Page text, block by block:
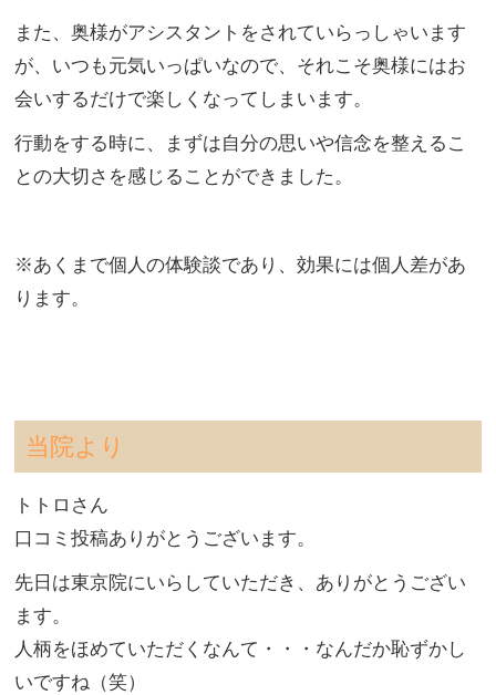
また、奥様がアシスタントをされていらっしゃいます
が、いつも元気いっぱいなので、それこそ奥様にはお
会いするだけで楽しくなってしまいます。
行動をする時に、まずは自分の思いや信念を整えるこ
との大切さを感じることができました。
※あくまで個人の体験談であり、効果には個人差があ
ります。
当院より
トトロさん
口コミ投稿ありがとうございます。
先日は東京院にいらしていただき、ありがとうござい
ます。
人柄をほめていただくなんて・・・なんだか恥ずかし
いですね（笑）